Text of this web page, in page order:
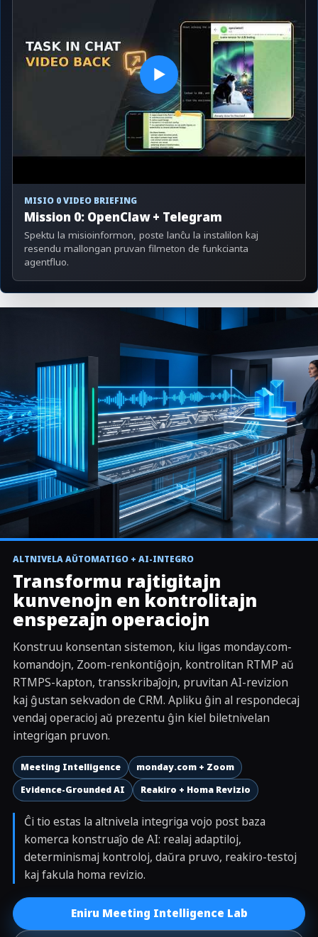
▶
MISIO 0 VIDEO BRIEFING
Mission 0: OpenClaw + Telegram
Spektu la misioinformon, poste lanĉu la instalilon kaj
resendu mallongan pruvan filmeton de funkcianta
agentfluo.
▶
REALA OPERATORO RUN
CRM komando al renkontiĝo, transskribaĵo, AI-revizio
kaj reskribo
ALTNIVELA AŬTOMATIGO + AI-INTEGRO
Transformu rajtigitajn
kunvenojn en kontrolitajn
enspezajn operaciojn
Konstruu konsentan sistemon, kiu ligas monday.com-
komandojn, Zoom-renkontiĝojn, kontrolitan RTMP aŭ
RTMPS-kapton, transskribaĵojn, pruvitan AI-revizion
kaj ĝustan sekvadon de CRM. Apliku ĝin al respondecaj
vendaj operacioj aŭ prezentu ĝin kiel biletnivelan
integrigan pruvon.
Meeting Intelligence
monday.com + Zoom
Evidence-Grounded AI
Reakiro + Homa Revizio
Ĉi tio estas la altnivela integriga vojo post baza
komerca konstruaĵo de AI: realaj adaptiloj,
determinismaj kontroloj, daŭra pruvo, reakiro-testoj
kaj fakula homa revizio.
Eniru Meeting Intelligence Lab